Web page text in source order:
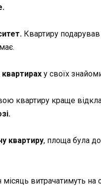
Квартиру
у своїх
квартиру краще
квартиру, площа була
витрачатимуть на